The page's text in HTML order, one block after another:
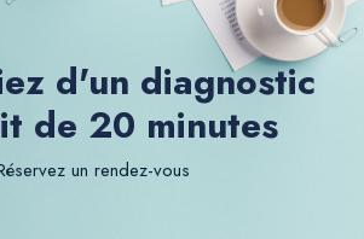
d'un diagnostic
de 20 minutes
un rendez-vous